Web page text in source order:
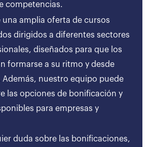
competencias.
una amplia oferta de cursos
dirigidos a diferentes sectores
diseñados para que los
formarse a su ritmo y desde
nuestro equipo puede
las opciones de bonificación y
para empresas y
duda sobre las bonificaciones,